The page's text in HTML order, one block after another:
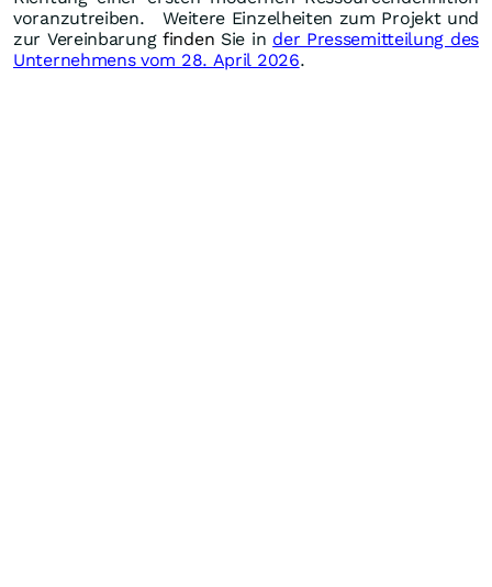
voranzutreiben.
Weitere Einzelheiten zum Projekt und
zur Vereinbarung finden Sie in der Pressemitteilung des
Unternehmens vom 28. April 2026.